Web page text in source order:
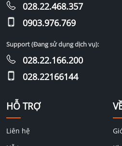
HỖ TRỢ
Liên hệ
028.22.468.357
0903.976.769
Support (Đang sử dụng dịch vụ):
028.22.166.200
028.22166144